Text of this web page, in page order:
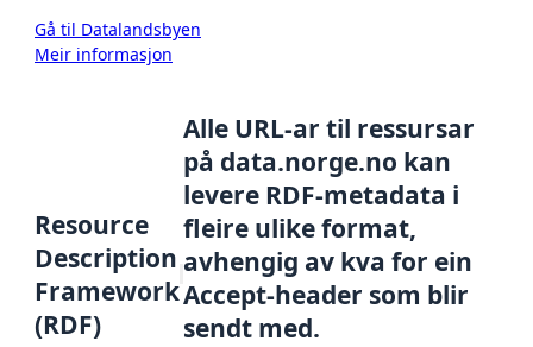
Gå til Datalandsbyen
Meir informasjon
Resource
Description
Framework
(RDF)
Alle URL-ar til ressursar
på data.norge.no kan
levere RDF-metadata i
fleire ulike format,
avhengig av kva for ein
Accept-header som blir
sendt med.